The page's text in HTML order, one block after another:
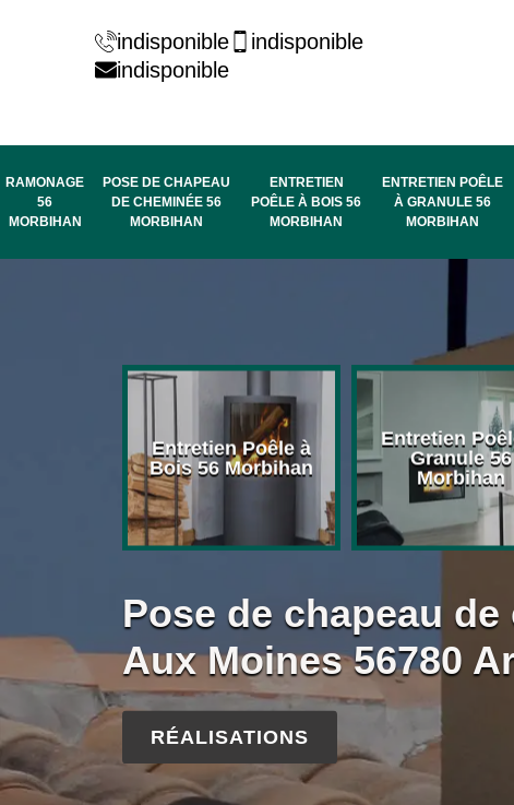
indisponible
indisponible
indisponible
RAMONAGE
56
MORBIHAN
POSE DE CHAPEAU
DE CHEMINÉE 56
MORBIHAN
ENTRETIEN
POÊLE À BOIS 56
MORBIHAN
ENTRETIEN POÊLE
À GRANULE 56
MORBIHAN
Entretien Poêle à
Bois 56 Morbihan
Entretien
Granule 56
Morbihan
Pose de chapeau
Aux Moines 56780
RÉALISATIONS